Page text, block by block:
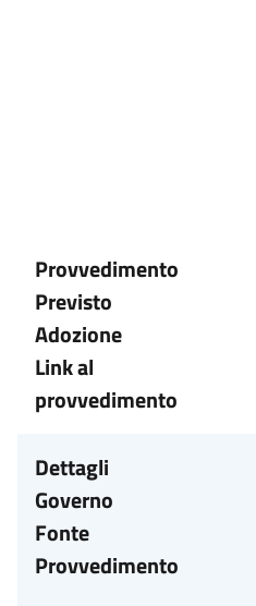
Provvedimento
Previsto
Adozione
Link al
provvedimento
Dettagli
Governo
Fonte
Provvedimento